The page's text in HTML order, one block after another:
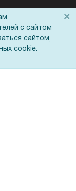
с сайтом
сайтом,
cookie.
×